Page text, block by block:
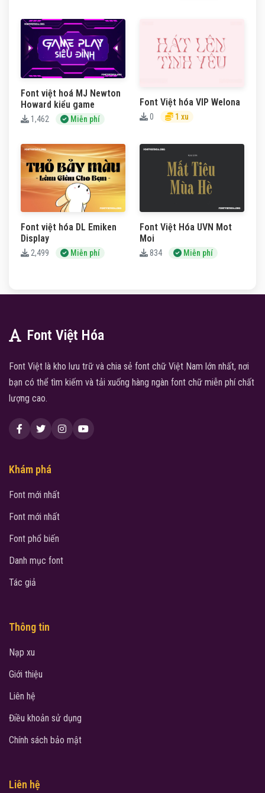
Font việt hoá MJ Newton
Howard kiểu game
1,462 Miễn phí
Font Việt hóa VIP Welona
0 1 xu
Font việt hóa DL Emiken
Display
2,499 Miễn phí
Font Việt Hóa UVN Mot
Moi
834 Miễn phí
Font Việt Hóa
Font Việt là kho lưu trữ và chia sẻ font chữ Việt Nam lớn nhất, nơi
bạn có thể tìm kiếm và tải xuống hàng ngàn font chữ miễn phí chất
lượng cao.
Khám phá
Font mới nhất
Font mới nhất
Font phổ biến
Danh mục font
Tác giả
Thông tin
Nạp xu
Giới thiệu
Liên hệ
Điều khoản sử dụng
Chính sách bảo mật
Liên hệ